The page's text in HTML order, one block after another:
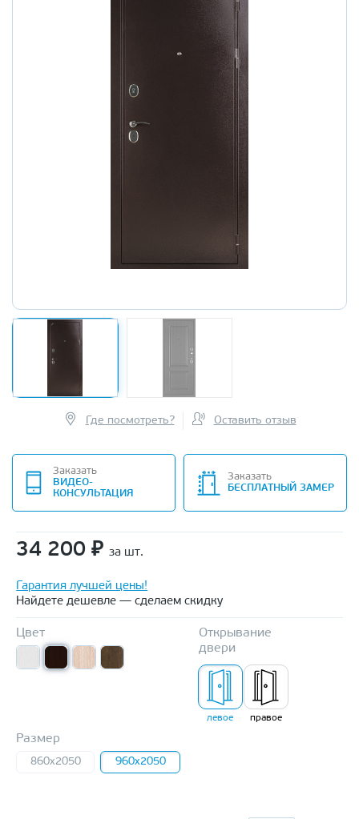
Где посмотреть? Оставить отзыв
Заказать
ВИДЕО-
КОНСУЛЬТАЦИЯ
Заказать
БЕСПЛАТНЫЙ ЗАМЕР
34 200 ₽ за шт.
Гарантия лучшей цены!
Найдете дешевле — сделаем скидку
Цвет
Открывание
двери
левое правое
Размер
860x2050 960x2050